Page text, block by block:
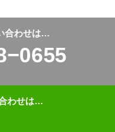
合わせは…
わせは…